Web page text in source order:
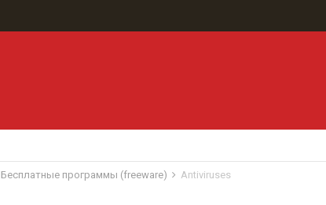
Бесплатные программы (freeware) Antiviruses